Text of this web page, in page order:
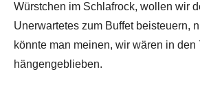
Würstchen im Schlafrock, wollen wir
Unerwartetes zum Buffet beisteuern,
könnte man meinen, wir wären in den
hängengeblieben.